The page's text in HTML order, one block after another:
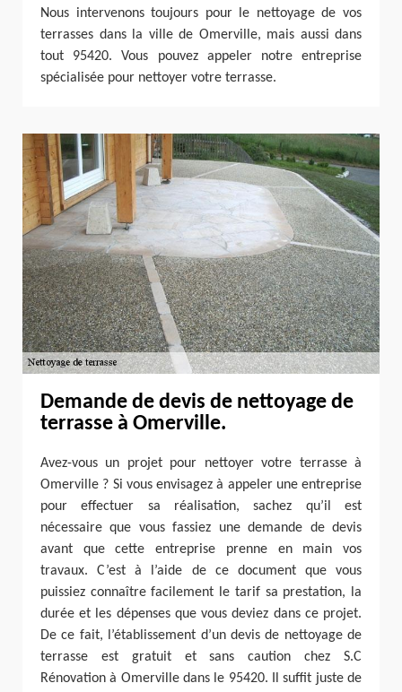
Nous intervenons toujours pour le nettoyage de vos
terrasses dans la ville de Omerville, mais aussi dans
tout 95420. Vous pouvez appeler notre entreprise
spécialisée pour nettoyer votre terrasse.
Demande de devis de nettoyage de
terrasse à Omerville.
Avez-vous un projet pour nettoyer votre terrasse à
Omerville ? Si vous envisagez à appeler une entreprise
pour effectuer sa réalisation, sachez qu’il est
nécessaire que vous fassiez une demande de devis
avant que cette entreprise prenne en main vos
travaux. C’est à l’aide de ce document que vous
puissiez connaître facilement le tarif sa prestation, la
durée et les dépenses que vous deviez dans ce projet.
De ce fait, l’établissement d’un devis de nettoyage de
terrasse est gratuit et sans caution chez S.C
Rénovation à Omerville dans le 95420. Il suffit juste de